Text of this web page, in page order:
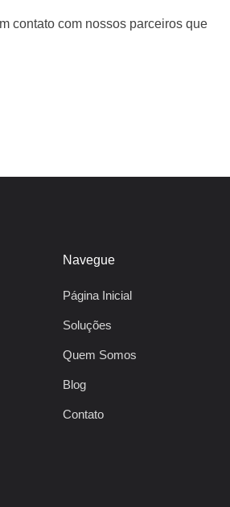
contato com nossos parceiros que
Navegue
Página Inicial
Soluções
Quem Somos
Blog
Contato